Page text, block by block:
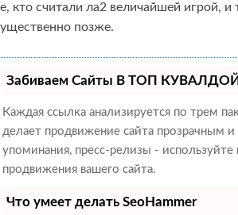
кто считали ла2 величайшей игрой,
позже.
Забиваем Сайты В ТОП КУВАЛДОЙ
Каждая ссылка анализируется по трем
делает продвижение сайта прозрачным
упоминания, пресс-релизы -
продвижения вашего сайта.
Что умеет делать SeoHammer